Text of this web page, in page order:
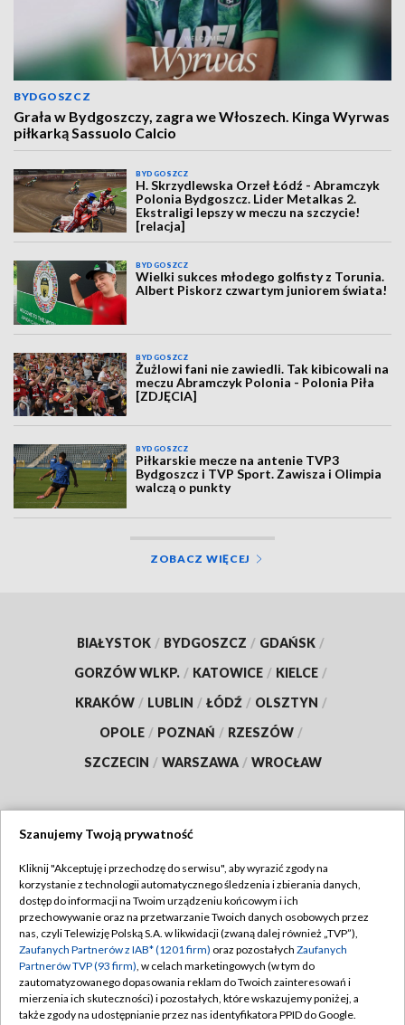
BYDGOSZCZ
Grała w Bydgoszczy, zagra we Włoszech. Kinga Wyrwas
piłkarką Sassuolo Calcio
BYDGOSZCZ
H. Skrzydlewska Orzeł Łódź - Abramczyk
Polonia Bydgoszcz. Lider Metalkas 2.
Ekstraligi lepszy w meczu na szczycie!
[relacja]
BYDGOSZCZ
Wielki sukces młodego golfisty z Torunia.
Albert Piskorz czwartym juniorem świata!
BYDGOSZCZ
Żużlowi fani nie zawiedli. Tak kibicowali na
meczu Abramczyk Polonia - Polonia Piła
[ZDJĘCIA]
BYDGOSZCZ
Piłkarskie mecze na antenie TVP3
Bydgoszcz i TVP Sport. Zawisza i Olimpia
walczą o punkty
ZOBACZ WIĘCEJ
BIAŁYSTOK / BYDGOSZCZ / GDAŃSK /
GORZÓW WLKP. / KATOWICE / KIELCE /
KRAKÓW / LUBLIN / ŁÓDŹ / OLSZTYN /
OPOLE / POZNAŃ / RZESZÓW /
SZCZECIN / WARSZAWA / WROCŁAW
TVP
Abonament TVP
Emisja w TVP
Centrum informacji TVP
Naziemna Telewizja Cyfrowa
Regulamin TVP
Polityka prywatności
Moje zgody
Pomoc
Szanujemy Twoją prywatność
Kliknij "Akceptuję i przechodzę do serwisu", aby wyrazić zgody na
korzystanie z technologii automatycznego śledzenia i zbierania danych,
dostęp do informacji na Twoim urządzeniu końcowym i ich
przechowywanie oraz na przetwarzanie Twoich danych osobowych przez
nas, czyli Telewizję Polską S.A. w likwidacji (zwaną dalej również „TVP”),
Zaufanych Partnerów z IAB* (1201 firm) oraz pozostałych Zaufanych
Partnerów TVP (93 firm), w celach marketingowych (w tym do
zautomatyzowanego dopasowania reklam do Twoich zainteresowań i
mierzenia ich skuteczności) i pozostałych, które wskazujemy poniżej, a
także zgody na udostępnianie przez nas identyfikatora PPID do Google.